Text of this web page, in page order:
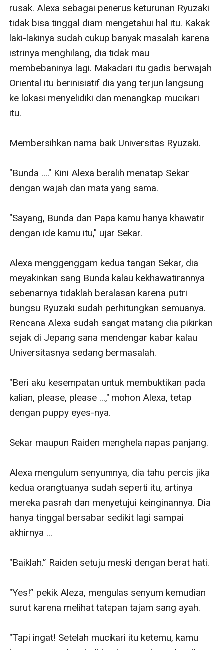
rusak. Alexa sebagai penerus keturunan Ryuzaki
tidak bisa tinggal diam mengetahui hal itu. Kakak
laki-lakinya sudah cukup banyak masalah karena
istrinya menghilang, dia tidak mau
membebaninya lagi. Makadari itu gadis berwajah
Oriental itu berinisiatif dia yang terjun langsung
ke lokasi menyelidiki dan menangkap mucikari
itu.
Membersihkan nama baik Universitas Ryuzaki.
"Bunda ...." Kini Alexa beralih menatap Sekar
dengan wajah dan mata yang sama.
"Sayang, Bunda dan Papa kamu hanya khawatir
dengan ide kamu itu," ujar Sekar.
Alexa menggenggam kedua tangan Sekar, dia
meyakinkan sang Bunda kalau kekhawatirannya
sebenarnya tidaklah beralasan karena putri
bungsu Ryuzaki sudah perhitungkan semuanya.
Rencana Alexa sudah sangat matang dia pikirkan
sejak di Jepang sana mendengar kabar kalau
Universitasnya sedang bermasalah.
"Beri aku kesempatan untuk membuktikan pada
kalian, please, please ...," mohon Alexa, tetap
dengan puppy eyes-nya.
Sekar maupun Raiden menghela napas panjang.
Alexa mengulum senyumnya, dia tahu percis jika
kedua orangtuanya sudah seperti itu, artinya
mereka pasrah dan menyetujui keinginannya. Dia
hanya tinggal bersabar sedikit lagi sampai
akhirnya ...
"Baiklah.” Raiden setuju meski dengan berat hati.
"Yes!” pekik Aleza, mengulas senyum kemudian
surut karena melihat tatapan tajam sang ayah.
"Tapi ingat! Setelah mucikari itu ketemu, kamu